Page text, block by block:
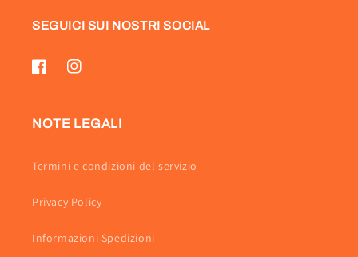
SEGUICI SUI NOSTRI SOCIAL
FacebookInstagram
NOTE LEGALI
Termini e condizioni del servizio
Privacy Policy
Informazioni Spedizioni